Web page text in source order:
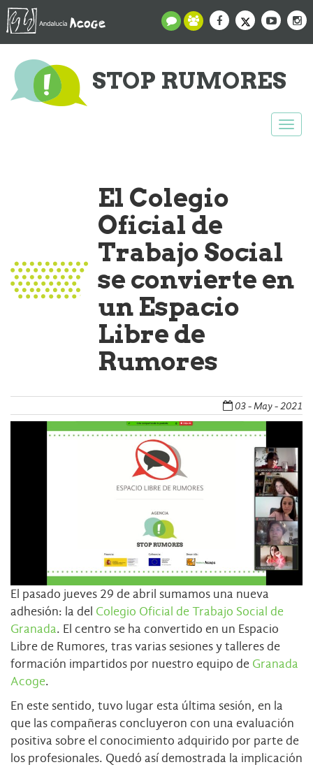
STOP RUMORES
El Colegio
Oficial de
Trabajo Social
se convierte en
un Espacio
Libre de
Rumores
03 - May - 2021
El pasado jueves 29 de abril sumamos una nueva
adhesión: la del Colegio Oficial de Trabajo Social de
Granada. El centro se ha convertido en un Espacio
Libre de Rumores, tras varias sesiones y talleres de
formación impartidos por nuestro equipo de Granada
Acoge.
En este sentido, tuvo lugar esta última sesión, en la
que las compañeras concluyeron con una evaluación
positiva sobre el conocimiento adquirido por parte de
los profesionales. Quedó así demostrada la implicación